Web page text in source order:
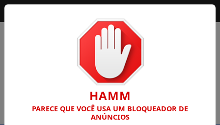
HAMM
PARECE QUE VOCÊ USA UM BLOQUEADOR DE
ANÚNCIOS